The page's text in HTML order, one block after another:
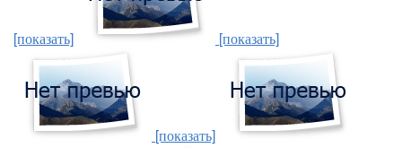
[показать] [показать]
[показать]